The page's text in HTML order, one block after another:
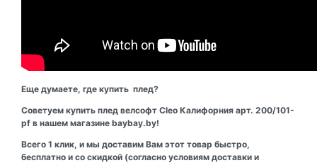
Еще думаете, где купить плед?
Советуем купить плед велсофт Cleo Калифорния арт. 200/101-
pf в нашем магазине baybay.by!
Всего 1 клик, и мы доставим Вам этот товар быстро,
бесплатно и со скидкой (согласно условиям доставки и